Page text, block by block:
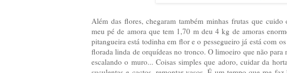
Além das flores, chegaram também minhas frutas que
meu pé de amora que tem 1,70 m deu 4 kg de amoras
pitangueira está todinha em flor e o pessegueiro já está com
florada linda de orquídeas no tronco. O limoeiro que não para
escalando o muro... Coisas simples que adoro, cuidar da